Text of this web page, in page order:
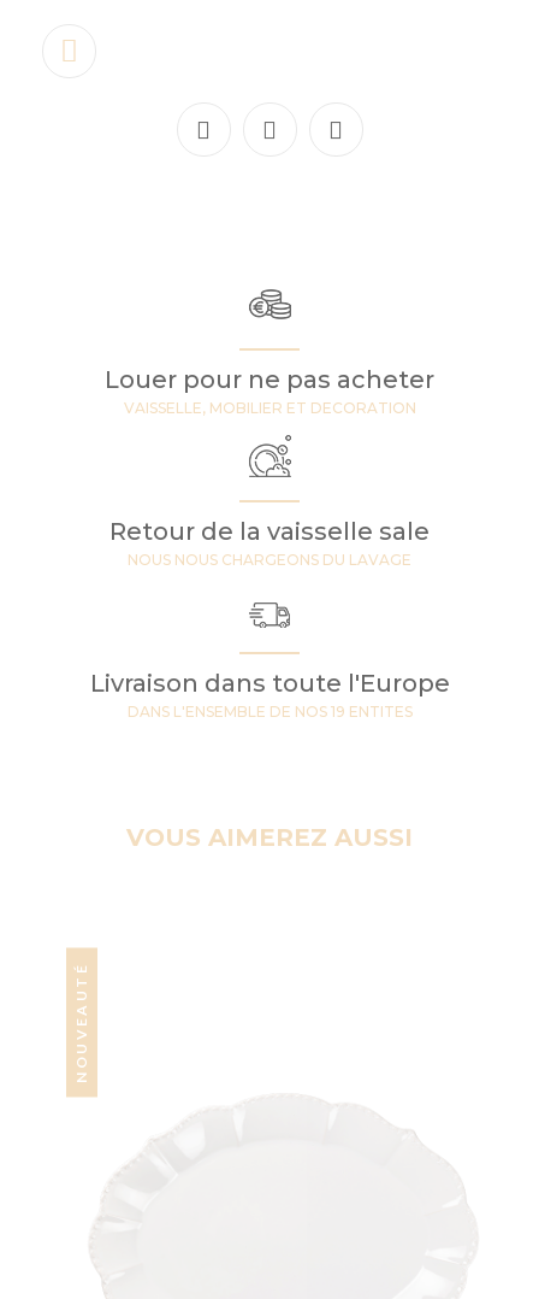
Louer pour ne pas acheter
VAISSELLE, MOBILIER ET DECORATION
Retour de la vaisselle sale
NOUS NOUS CHARGEONS DU LAVAGE
Livraison dans toute l'Europe
DANS L'ENSEMBLE DE NOS 19 ENTITES
VOUS AIMEREZ AUSSI
NOUVEAUTÉ